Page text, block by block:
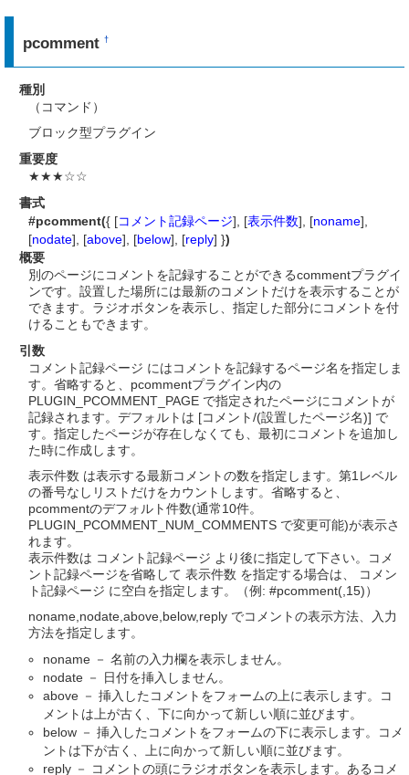
pcomment†
種別
（コマンド）
ブロック型プラグイン
重要度
★★★☆☆
書式
#pcomment({ [コメント記録ページ], [表示件数], [noname],
[nodate], [above], [below], [reply] })
概要
別のページにコメントを記録することができるcommentプラグイ
ンです。設置した場所には最新のコメントだけを表示することが
できます。ラジオボタンを表示し、指定した部分にコメントを付
けることもできます。
引数
コメント記録ページ にはコメントを記録するページ名を指定しま
す。省略すると、pcommentプラグイン内の
PLUGIN_PCOMMENT_PAGE で指定されたページにコメントが
記録されます。デフォルトは [コメント/(設置したページ名)] で
す。指定したページが存在しなくても、最初にコメントを追加し
た時に作成します。
表示件数 は表示する最新コメントの数を指定します。第1レベル
の番号なしリストだけをカウントします。省略すると、
pcommentのデフォルト件数(通常10件。
PLUGIN_PCOMMENT_NUM_COMMENTS で変更可能)が表示さ
れます。
表示件数は コメント記録ページ より後に指定して下さい。コメ
ント記録ページを省略して 表示件数 を指定する場合は、 コメン
ト記録ページ に空白を指定します。（例: #pcomment(,15)）
noname,nodate,above,below,reply でコメントの表示方法、入力
方法を指定します。
noname － 名前の入力欄を表示しません。
nodate － 日付を挿入しません。
above － 挿入したコメントをフォームの上に表示します。コ
メントは上が古く、下に向かって新しい順に並びます。
below － 挿入したコメントをフォームの下に表示します。コメ
ントは下が古く、上に向かって新しい順に並びます。
reply － コメントの頭にラジオボタンを表示します。あるコメ